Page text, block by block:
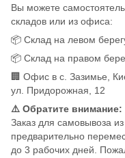
Вы можете
складов или из офиса:
📦 Склад на левом
📦 Склад на правом
🏢 Офис в с. Зазимье,
ул. Придорожная, 12
⚠️ Обратите внимание:
Заказ для самовывоза
предварительно
до 3 рабочих дней.